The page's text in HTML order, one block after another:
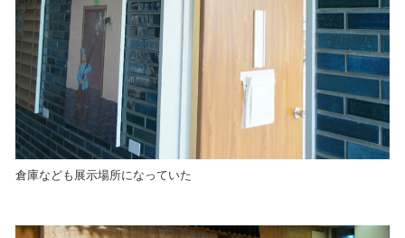
倉庫なども展示場所になっていた